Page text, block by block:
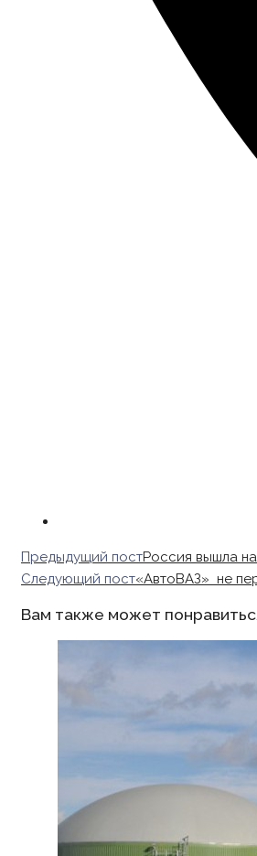
Read
more
Предыдущий постРоссия вышла
Следующий пост«АвтоВАЗ» не
Вам также может